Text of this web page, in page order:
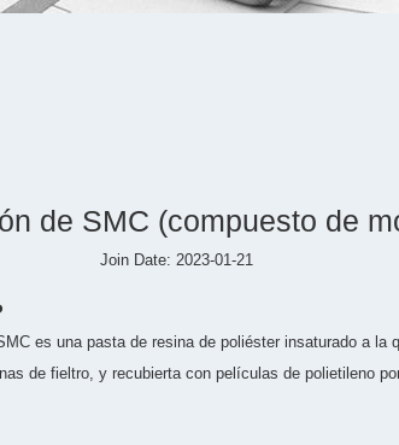
de SMC (compuesto de
Join Date: 2023-01-21
es una pasta de resina de poliéster insaturado a
de fieltro, y recubierta con películas de polietileno